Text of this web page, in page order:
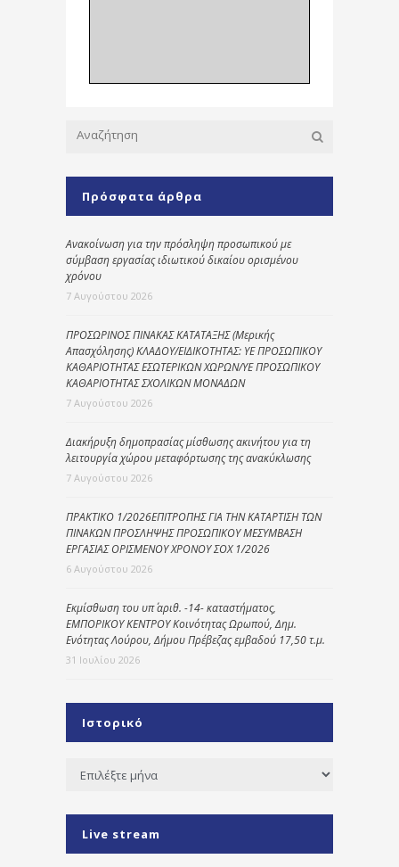
Πρόσφατα άρθρα
Ανακοίνωση για την πρόσληψη προσωπικού με
σύμβαση εργασίας ιδιωτικού δικαίου ορισμένου
χρόνου
7 Αυγούστου 2026
ΠΡΟΣΩΡΙΝΟΣ ΠΙΝΑΚΑΣ ΚΑΤΑΤΑΞΗΣ (Μερικής
Απασχόλησης) ΚΛΑΔΟΥ/ΕΙΔΙΚΟΤΗΤΑΣ: ΥΕ ΠΡΟΣΩΠΙΚΟΥ
ΚΑΘΑΡΙΟΤΗΤΑΣ ΕΣΩΤΕΡΙΚΩΝ ΧΩΡΩΝ/ΥΕ ΠΡΟΣΩΠΙΚΟΥ
ΚΑΘΑΡΙΟΤΗΤΑΣ ΣΧΟΛΙΚΩΝ ΜΟΝΑΔΩΝ
7 Αυγούστου 2026
Διακήρυξη δημοπρασίας μίσθωσης ακινήτου για τη
λειτουργία χώρου μεταφόρτωσης της ανακύκλωσης
7 Αυγούστου 2026
ΠΡΑΚΤΙΚΟ 1/2026ΕΠΙΤΡΟΠΗΣ ΓΙΑ ΤΗΝ ΚΑΤΑΡΤΙΣΗ ΤΩΝ
ΠΙΝΑΚΩΝ ΠΡΟΣΛΗΨΗΣ ΠΡΟΣΩΠΙΚΟΥ ΜΕΣΥΜΒΑΣΗ
ΕΡΓΑΣΙΑΣ ΟΡΙΣΜΕΝΟΥ ΧΡΟΝΟΥ ΣΟΧ 1/2026
6 Αυγούστου 2026
Εκμίσθωση του υπ΄ αριθ. -14- καταστήματος,
ΕΜΠΟΡΙΚΟΥ ΚΕΝΤΡΟΥ Κοινότητας Ωρωπού, Δημ.
Ενότητας Λούρου, Δήμου Πρέβεζας εμβαδού 17,50 τ.μ.
31 Ιουλίου 2026
Ιστορικό
Ιστορικό
Live stream